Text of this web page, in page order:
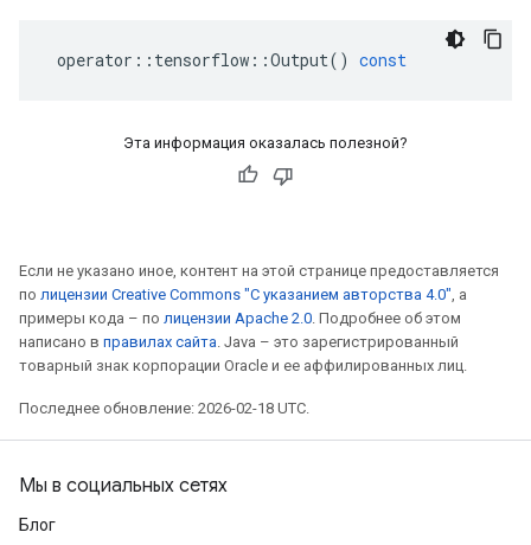
operator :: tensorflow ::Output() const
Эта информация оказалась полезной?
Если не указано иное, контент на этой странице предоставляется
по лицензии Creative Commons "С указанием авторства 4.0", а
примеры кода – по лицензии Apache 2.0. Подробнее об этом
написано в правилах сайта. Java – это зарегистрированный
товарный знак корпорации Oracle и ее аффилированных лиц.
Последнее обновление: 2026-02-18 UTC.
Мы в социальных сетях
Блог